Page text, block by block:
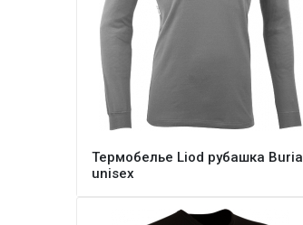
Термобелье Liod рубашка Buria
unisex